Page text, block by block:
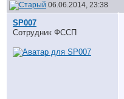
06.06.2014, 23:38
SP007
Сотрудник ФССП